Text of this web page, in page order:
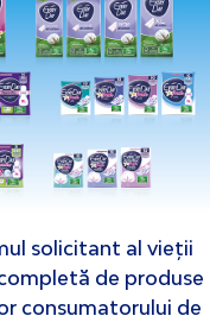
solicitant al vieții
de produse
consumatorului de